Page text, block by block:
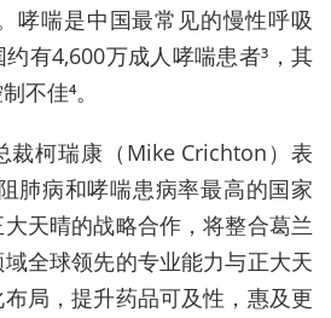
哮喘是中国最常见的慢性呼吸
有4,600万成人哮喘患者³，其
不佳⁴。
裁柯瑞康（Mike Crichton）表
肺病和哮喘患病率最高的国家
天晴的战略合作，将整合葛兰
全球领先的专业能力与正大天
局，提升药品可及性，惠及更